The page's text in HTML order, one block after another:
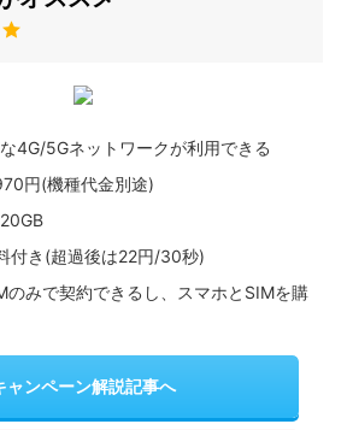
4G/5Gネットワークが利用できる
円(機種代金別途)
付き(超過後は22円/30秒)
のみで契約できるし、スマホとSIMを購
ャンペーン解説記事へ